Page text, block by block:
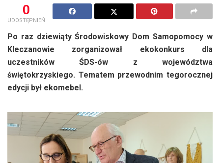
0
UDOSTĘPNIEŃ
Po raz dziewiąty Środowiskowy Dom Samopomocy w
Kleczanowie zorganizował ekokonkurs dla
uczestników ŚDS-ów z województwa
świętokrzyskiego. Tematem przewodnim tegorocznej
edycji był ekomebel.